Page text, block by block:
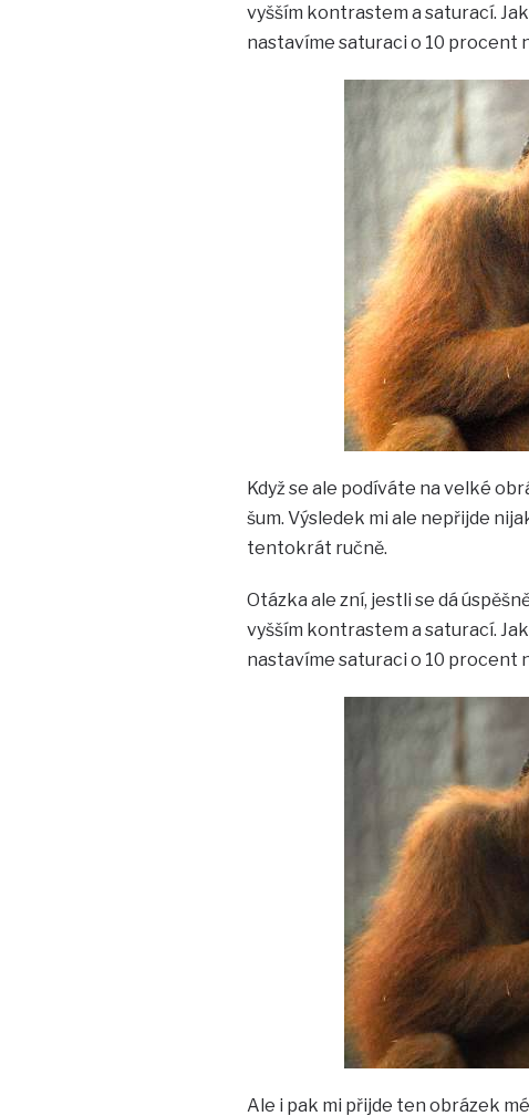
vyšším kontrastem a saturací.
nastavíme saturaci o 10 procent
Když se ale podíváte na velké
šum. Výsledek mi ale nepřijde
tentokrát ručně.
Otázka ale zní, jestli se dá
vyšším kontrastem a saturací.
nastavíme saturaci o 10 procent
Ale i pak mi přijde ten obrázek